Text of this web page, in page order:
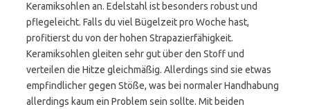
Keramiksohlen an. Edelstahl ist besonders robust und
pflegeleicht. Falls du viel Bügelzeit pro Woche hast,
profitierst du von der hohen Strapazierfähigkeit.
Keramiksohlen gleiten sehr gut über den Stoff und
verteilen die Hitze gleichmäßig. Allerdings sind sie etwas
empfindlicher gegen Stöße, was bei normaler Handhabung
allerdings kaum ein Problem sein sollte. Mit beiden